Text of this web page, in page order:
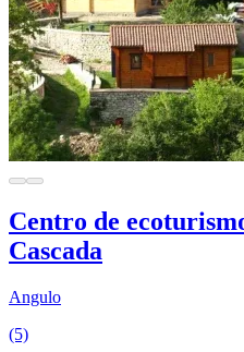
Centro de
Cascada
Angulo
(5)